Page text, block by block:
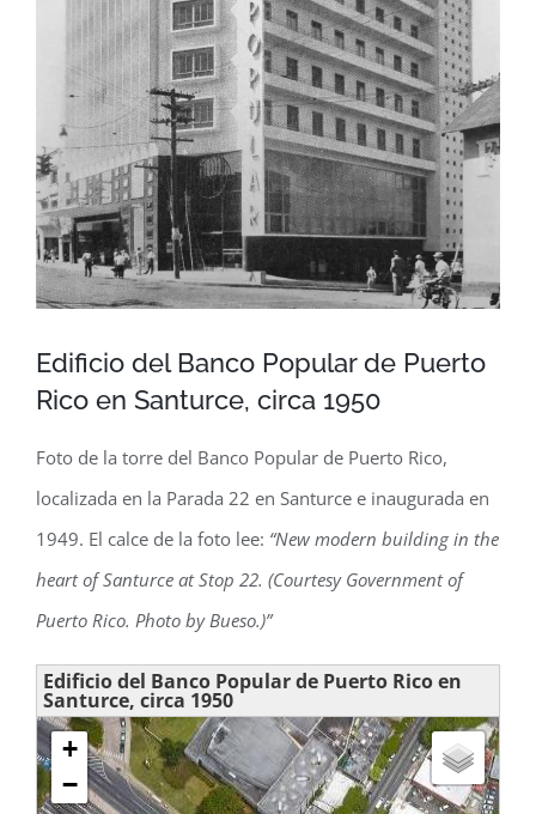
Edificio del Banco Popular de Puerto
Rico en Santurce, circa 1950
Foto de la torre del Banco Popular de Puerto Rico,
localizada en la Parada 22 en Santurce e inaugurada en
1949. El calce de la foto lee: “New modern building in the
heart of Santurce at Stop 22. (Courtesy Government of
Puerto Rico. Photo by Bueso.)”
Edificio del Banco Popular de Puerto Rico en
Santurce, circa 1950
+
−